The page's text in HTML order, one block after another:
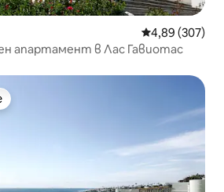
Средна
4,89 (307)
апартамент в Лас Гавиотас